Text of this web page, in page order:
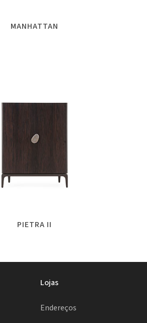
MANHATTAN
PIETRA II
Lojas
Endereços